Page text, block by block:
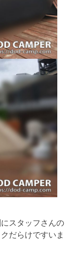
スタッフさんの
だらけですいま